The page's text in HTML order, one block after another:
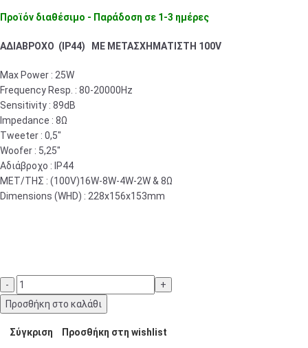
Προϊόν διαθέσιμο - Παράδοση σε 1-3 ημέρες
ΑΔΙΑΒΡΟΧΟ (IP44) ΜΕ ΜΕΤΑΣΧΗΜΑΤΙΣΤΗ 100V
Max Power : 25W
Frequency Resp. : 80-20000Hz
Sensitivity : 89dB
Impedance : 8Ω
Tweeter : 0,5″
Woofer : 5,25″
Αδιάβροχο : IP44
ΜΕΤ/ΤΗΣ : (100V)16W-8W-4W-2W & 8Ω
Dimensions (WHD) : 228x156x153mm
Προσθήκη στο καλάθι
Σύγκριση Προσθήκη στη wishlist